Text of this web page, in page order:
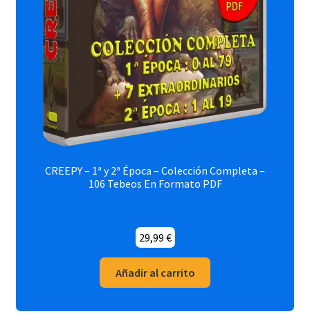
CREEPY – 1ª y 2ª Época – Colección Completa –
106 Tebeos En Formato PDF
29,99 €
Añadir al carrito